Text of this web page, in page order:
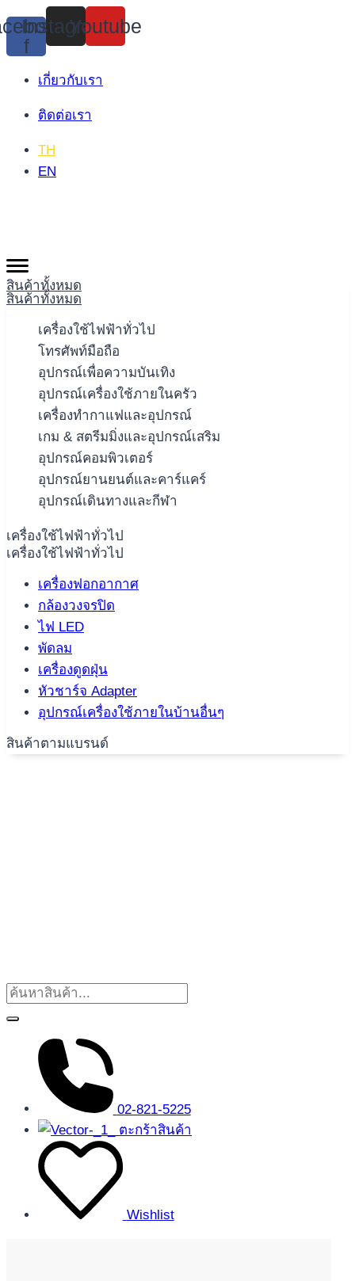
Skip
to
content
f
Instagram
Youtube
เกี่ยวกับเรา
ติดต่อเรา
TH
EN
สินค้าทั้งหมด
สินค้าทั้งหมด
เครื่องใช้ไฟฟ้าทั่วไป
โทรศัพท์มือถือ
อุปกรณ์เพื่อความบันเทิง
อุปกรณ์เครื่องใช้ภายในครัว
เครื่องทำกาแฟและอุปกรณ์
เกม & สตรีมมิ่งและอุปกรณ์เสริม
อุปกรณ์คอมพิวเตอร์
อุปกรณ์ยานยนต์และคาร์แคร์
อุปกรณ์เดินทางและกีฬา
เครื่องใช้ไฟฟ้าทั่วไป
เครื่องใช้ไฟฟ้าทั่วไป
เครื่องฟอกอากาศ
กล้องวงจรปิด
ไฟ LED
พัดลม
เครื่องดูดฝุ่น
หัวชาร์จ Adapter
อุปกรณ์เครื่องใช้ภายในบ้านอื่นๆ
สินค้าตามแบรนด์
02-821-5225
ตะกร้าสินค้า
Wishlist